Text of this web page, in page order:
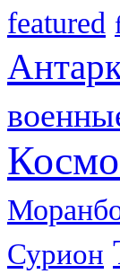
featured
Сурион